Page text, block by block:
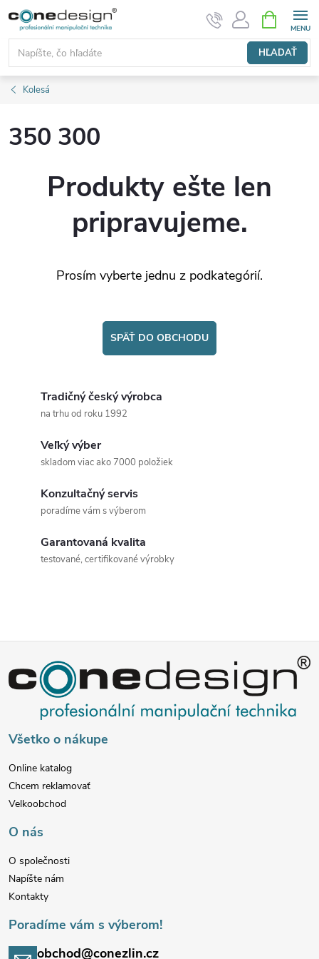
Prejsť
obsah
HĽADAŤ
KOŠÍK
Kolesá
350 300
Produkty ešte len
pripravujeme.
Prosím vyberte jednu z podkategórií.
SPÄŤ DO OBCHODU
Tradičný český výrobca
na trhu od roku 1992
Veľký výber
skladom viac ako 7000 položiek
Konzultačný servis
poradíme vám s výberom
Garantovaná kvalita
testované, certifikované výrobky
á
p
ä
t
e
Všetko o nákupe
Online katalog
Chcem reklamovať
Velkoobchod
O nás
O společnosti
Napíšte nám
Kontakty
Poradíme vám s výberom!
obchod@conezlin.cz